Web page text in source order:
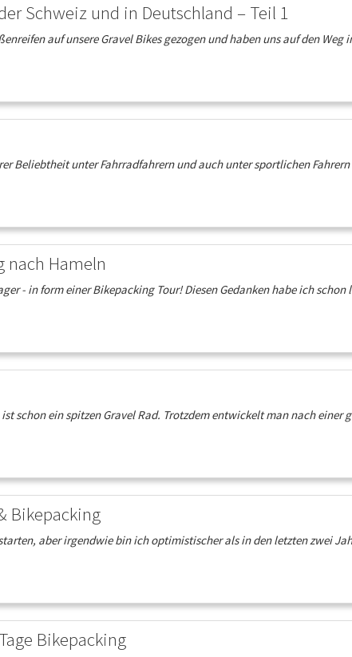
Schweiz und in Deutschland – Teil 1
auf unsere Gravel Bikes gezogen und haben uns auf den
Beliebtheit unter Fahrradfahrern und auch unter sportlichen
nach Hameln
- in form einer Bikepacking Tour! Diesen Gedanken habe ich
schon ein spitzen Gravel Rad. Trotzdem entwickelt man nach einer
Bikepacking
aber irgendwie bin ich optimistischer als in den letzten zwei
Bikepacking